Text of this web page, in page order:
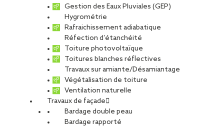
Gestion des Eaux Pluviales (GEP)
Hygrométrie
Rafraichissement adiabatique
Réfection d’étanchéité
Toiture photovoltaïque
Toitures blanches réflectives
Travaux sur amiante/Désamiantage
Végétalisation de toiture
Ventilation naturelle
Travaux de façade
Bardage double peau
Bardage rapporté